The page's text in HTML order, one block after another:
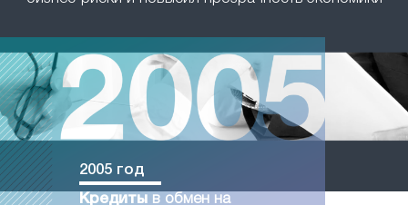
2005 год
Кредиты в обмен на